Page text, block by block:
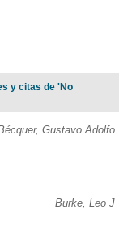
y citas de 'No
Gustavo Adolfo
Burke, Leo J